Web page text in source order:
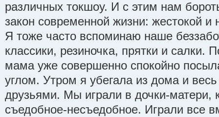
различных токшоу. И с этим нам
закон современной жизни: жестокой и
Я тоже часто вспоминаю наше
классики, резиночка, прятки и
мама уже совершенно спокойно
углом. Утром я убегала из дома и
друзьями. Мы играли в дочки-матери,
съедобное-несъедобное. Играли все